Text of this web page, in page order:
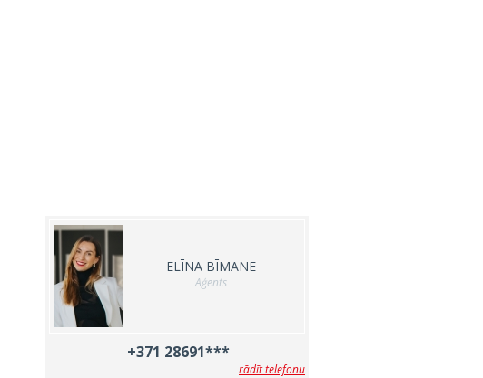
ELĪNA BĪMANE
Aģents
+371 28691***
rādīt telefonu